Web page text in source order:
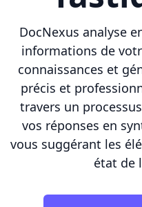
DocNexus analyse
informations de
connaissances et
précis et
travers un
vos réponses en
vous suggérant les
état de